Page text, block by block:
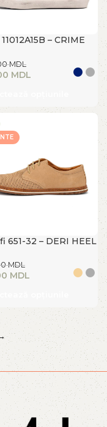
– CRIME
MDL
MDL
651-32 – DERI HEEL
MDL
MDL